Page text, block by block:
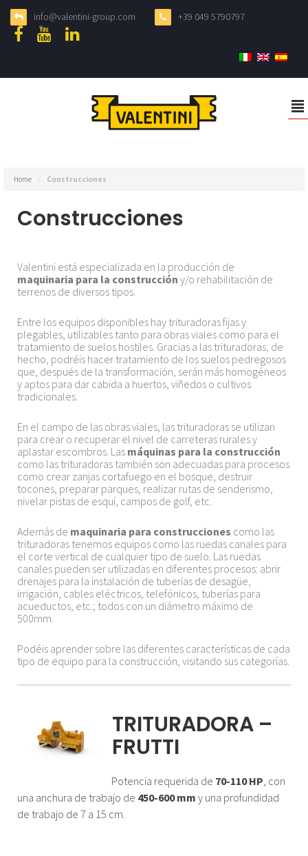
info@valentini-group.com +39 049 5790797
²
Home / Construcciones
Construcciones
Valentini está especializada en la producción de
maquinaria para la construcción y/o rehabilitación de
terrenos de diversos tipos.
Entre los equipos disponibles hay trituradoras fijas y
plegables, utilizables tanto para obras viales como para el
tratamiento de suelos hostiles. Gracias a las trituradoras, de
hecho, podréis hacer tratamiento de los suelos pedregosos
que, después de la transformación, serán más homogéneos
y aptos para dar cabida a huertos, viñedos o cultivos
tradicionales.
En el campo de las obras viales, las trituradoras se utilizan
para crear o recuperar el nivel de carreteras rurales y
aplastar escombros. Las máquinas para la construcción
como las trituradoras también son adecuadas para procesos
como crear zanjas cortafuego en el bosque, destruir
tocones, preparar parques, realizar rutas de senderismo,
nivelar pistas de esquí, campos de golf, etc.
Además de maquinaria para construcciones como las
trituradoras tenemos equipos como las ruedas canales para
el corte vertical de cualquier tipo de suelo. Las ruedas
canales pueden ser utilizadas en diferentes procesos: abrir
drenajes para la instalación de tuberías de desagüe,
irrigación, cables eléctricos, telefónicos, tuberías para
acueductos, etc.; todos con un diámetro máximo de
500mm.
Podéis aprender sobre las diferentes características de cada
tipo de equipo para la construcción, visitando sus categorías.
TRITURADORA –
FRUTTI
Potencia requerida de 70-110 HP, con
una anchura de trabajo de 450-600 mm y una profundidad
de trabajo de 7 a 15 cm.